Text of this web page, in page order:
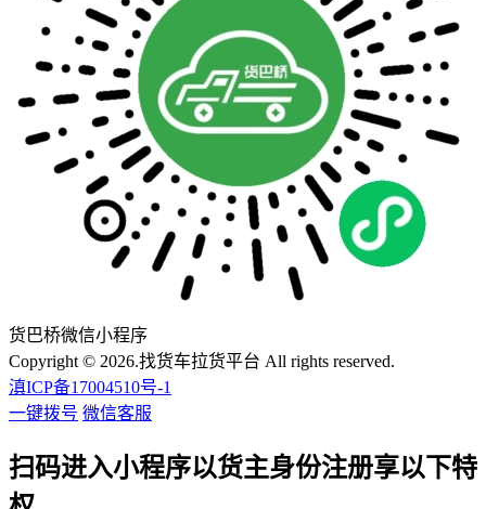
货巴桥微信小程序
Copyright © 2026.找货车拉货平台 All rights reserved.
滇ICP备17004510号-1
一键拨号 微信客服
扫码进入小程序以货主身份注册享以下特